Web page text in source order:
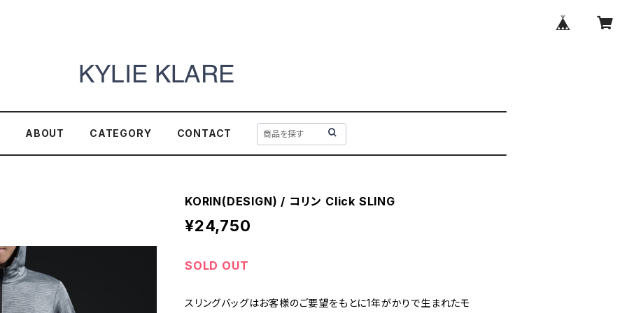
ABOUT CATEGORY CONTACT
KORIN(DESIGN) / コリン Click SLING
¥24,750
SOLD OUT
スリングバッグはお客様のご要望をもとに1年がかりで生まれたモ